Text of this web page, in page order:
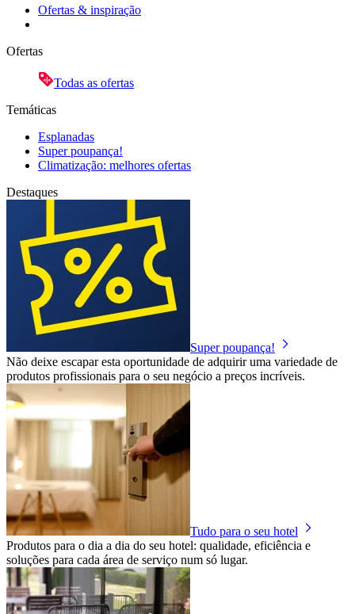
Ofertas & inspiração
Ofertas
Todas as ofertas
Temáticas
Esplanadas
Super poupança!
Climatização: melhores ofertas
Destaques
Super poupança!
Não deixe escapar esta oportunidade de adquirir uma variedade de
produtos profissionais para o seu negócio a preços incríveis.
Tudo para o seu hotel
Produtos para o dia a dia do seu hotel: qualidade, eficiência e
soluções para cada área de serviço num só lugar.